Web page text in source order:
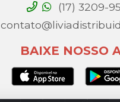
(17) 3209-
BAIXE NOSSO